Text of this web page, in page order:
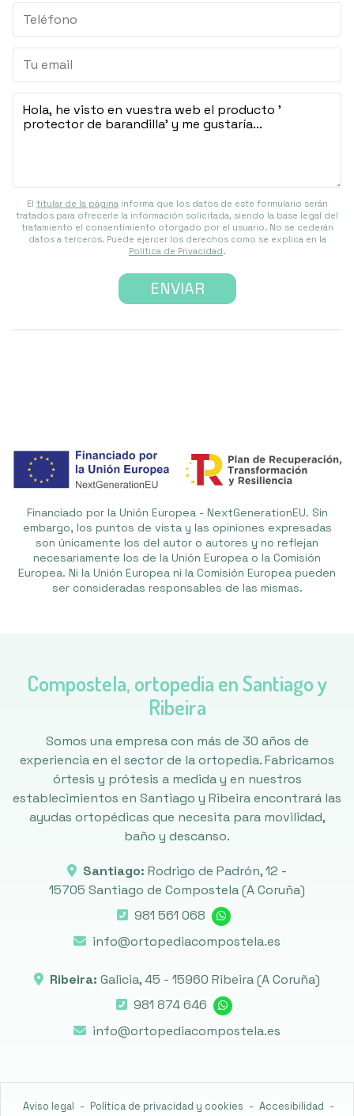
El titular de la página informa que los datos de este formulario serán
tratados para ofrecerle la información solicitada, siendo la base legal del
tratamiento el consentimiento otorgado por el usuario. No se cederán
datos a terceros. Puede ejercer los derechos como se explica en la
Política de Privacidad.
Financiado por la Unión Europea - NextGenerationEU. Sin
embargo, los puntos de vista y las opiniones expresadas
son únicamente los del autor o autores y no reflejan
necesariamente los de la Unión Europea o la Comisión
Europea. Ni la Unión Europea ni la Comisión Europea pueden
ser consideradas responsables de las mismas.
Compostela, ortopedia en Santiago y
Ribeira
Somos una empresa con más de 30 años de
experiencia en el sector de la ortopedia. Fabricamos
órtesis y prótesis a medida y en nuestros
establecimientos en Santiago y Ribeira encontrará las
ayudas ortopédicas que necesita para movilidad,
baño y descanso.
Santiago: Rodrigo de Padrón, 12 -
15705 Santiago de Compostela(A Coruña)
981 561 068
info@ortopediacompostela.es
Ribeira: Galicia, 45 - 15960 Ribeira(A Coruña)
981 874 646
info@ortopediacompostela.es
Aviso legal - Política de privacidad y cookies - Accesibilidad -